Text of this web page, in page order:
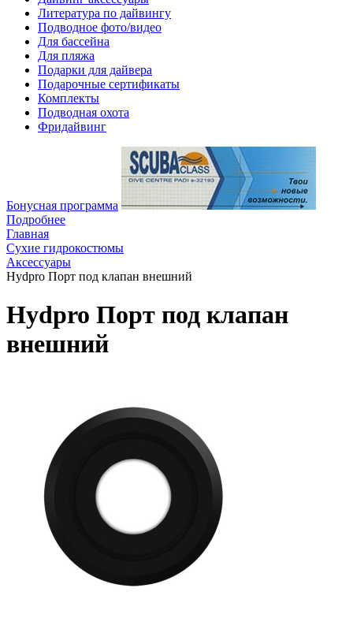
Литература по дайвингу
Подводное фото/видео
Для бассейна
Для пляжа
Подарки для дайвера
Подарочные сертификаты
Комплекты
Подводная охота
Фридайвинг
Бонусная программа
Подробнее
Главная
Сухие гидрокостюмы
Аксессуары
Hydpro Порт под клапан внешний
Hydpro Порт под клапан
внешний